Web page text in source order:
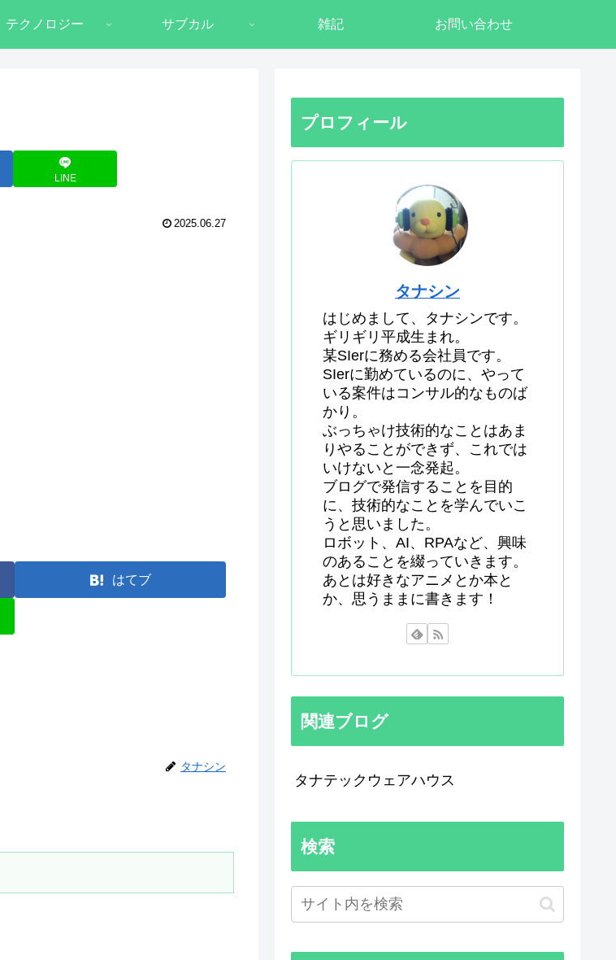
テクノロジー サブカル 雑記 お問い合わせ
LINE
2025.06.27
はてブ
タナシン
プロフィール
タナシン
はじめまして、タナシンです。
ギリギリ平成生まれ。
某SIerに務める会社員です。
SIerに勤めているのに、やって
いる案件はコンサル的なものば
かり。
ぶっちゃけ技術的なことはあま
りやることができず、これでは
いけないと一念発起。
ブログで発信することを目的
に、技術的なことを学んでいこ
うと思いました。
ロボット、AI、RPAなど、興味
のあることを綴っていきます。
あとは好きなアニメとか本と
か、思うままに書きます！
関連ブログ
タナテックウェアハウス
検索